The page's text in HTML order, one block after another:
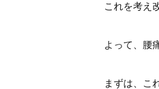
これを考え
よって、腰
まずは、こ